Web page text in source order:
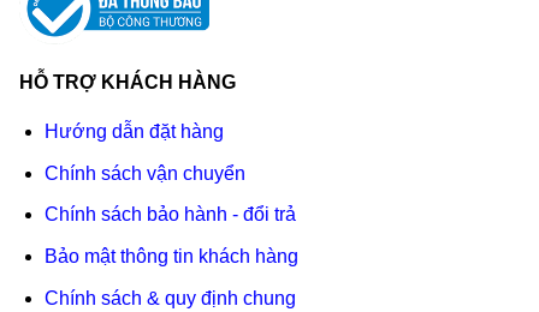
HỖ TRỢ KHÁCH HÀNG
Hướng dẫn đặt hàng
Chính sách vận chuyển
Chính sách bảo hành - đổi trả
Bảo mật thông tin khách hàng
Chính sách & quy định chung